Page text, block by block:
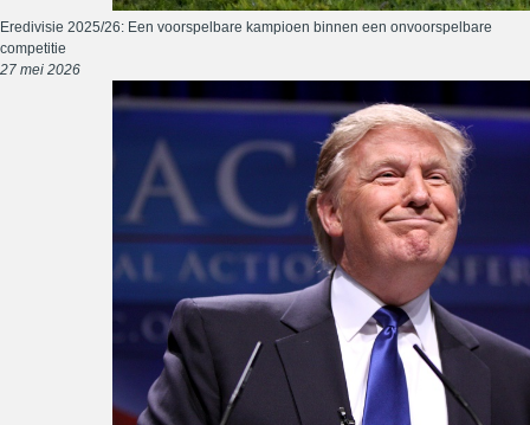
Eredivisie 2025/26: Een voorspelbare kampioen binnen een onvoorspelbare
competitie
27 mei 2026